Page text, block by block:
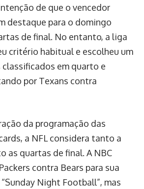
de que o vencedor
destaque para o domingo
de final. No entanto, a liga
critério habitual e escolheu um
em quarto e
por Texans contra
da programação das
a NFL considera tanto a
as quartas de final. A NBC
contra Bears para sua
Night Football”, mas